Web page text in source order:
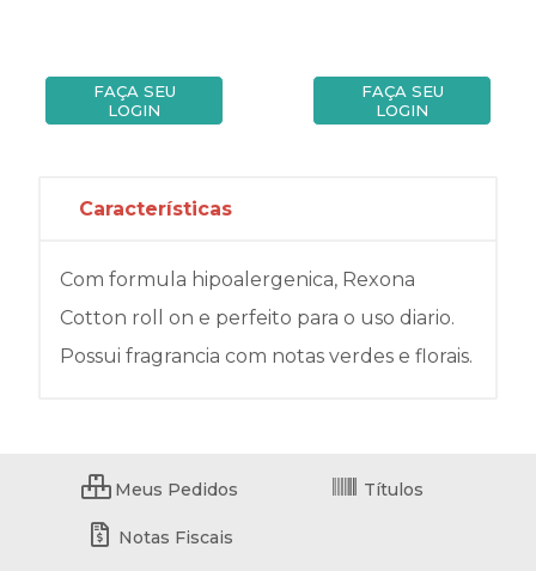
FAÇA SEU
LOGIN
FAÇA SEU
LOGIN
Características
Com formula hipoalergenica, Rexona
Cotton roll on e perfeito para o uso diario.
Possui fragrancia com notas verdes e florais.
Meus Pedidos Títulos
Notas Fiscais